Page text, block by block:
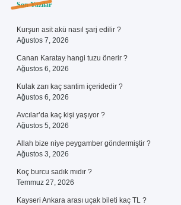
Sidebar
Son Yazılar
Kurşun asit akü nasıl şarj edilir ?
Ağustos 7, 2026
Canan Karatay hangi tuzu önerir ?
Ağustos 6, 2026
Kulak zarı kaç santim içeridedir ?
Ağustos 6, 2026
Avcılar’da kaç kişi yaşıyor ?
Ağustos 5, 2026
Allah bize niye peygamber göndermiştir ?
Ağustos 3, 2026
Koç burcu sadık mıdır ?
Temmuz 27, 2026
Kayseri Ankara arası uçak bileti kaç TL ?